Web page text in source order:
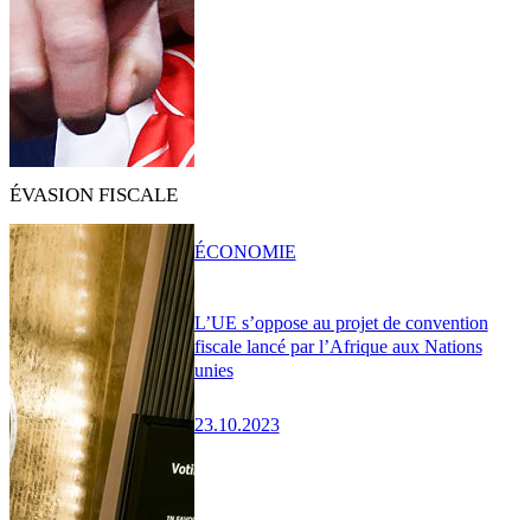
ÉVASION FISCALE
L’UE s’oppose au projet de convention
fiscale lancé par l’Afrique aux Nations
unies
23.10.2023
ÉCONOMIE